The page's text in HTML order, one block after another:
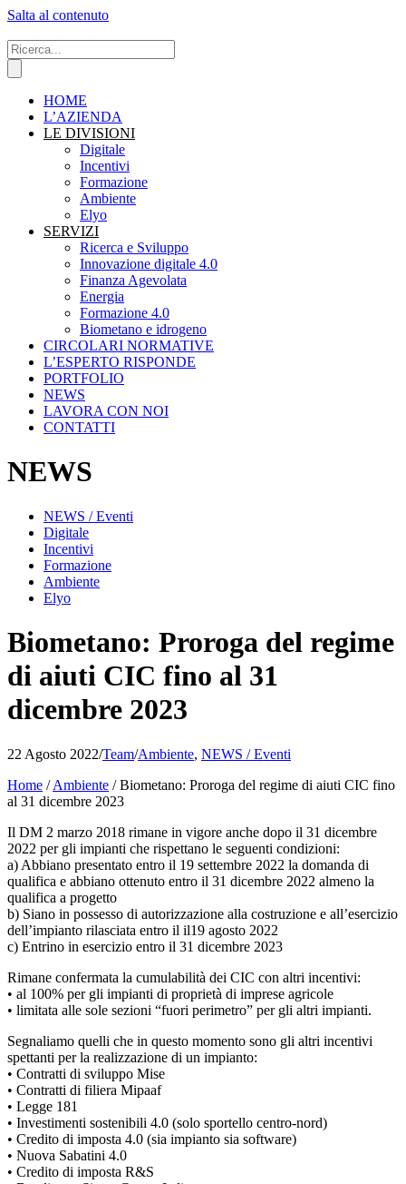
Salta al contenuto
HOME
L’AZIENDA
LE DIVISIONI
Digitale
Incentivi
Formazione
Ambiente
Elyo
SERVIZI
Ricerca e Sviluppo
Innovazione digitale 4.0
Finanza Agevolata
Energia
Formazione 4.0
Biometano e idrogeno
CIRCOLARI NORMATIVE
L’ESPERTO RISPONDE
PORTFOLIO
NEWS
LAVORA CON NOI
CONTATTI
NEWS
NEWS / Eventi
Digitale
Incentivi
Formazione
Ambiente
Elyo
Biometano: Proroga del regime
di aiuti CIC fino al 31
dicembre 2023
22 Agosto 2022/Team/Ambiente, NEWS / Eventi
Home /Ambiente /Biometano: Proroga del regime di aiuti CIC fino
al 31 dicembre 2023
Il DM 2 marzo 2018 rimane in vigore anche dopo il 31 dicembre
2022 per gli impianti che rispettano le seguenti condizioni:
a) Abbiano presentato entro il 19 settembre 2022 la domanda di
qualifica e abbiano ottenuto entro il 31 dicembre 2022 almeno la
qualifica a progetto
b) Siano in possesso di autorizzazione alla costruzione e all’esercizio
dell’impianto rilasciata entro il il19 agosto 2022
c) Entrino in esercizio entro il 31 dicembre 2023
Rimane confermata la cumulabilità dei CIC con altri incentivi:
• al 100% per gli impianti di proprietà di imprese agricole
• limitata alle sole sezioni “fuori perimetro” per gli altri impianti.
Segnaliamo quelli che in questo momento sono gli altri incentivi
spettanti per la realizzazione di un impianto:
• Contratti di sviluppo Mise
• Contratti di filiera Mipaaf
• Legge 181
• Investimenti sostenibili 4.0 (solo sportello centro-nord)
• Credito di imposta 4.0 (sia impianto sia software)
• Nuova Sabatini 4.0
• Credito di imposta R&S